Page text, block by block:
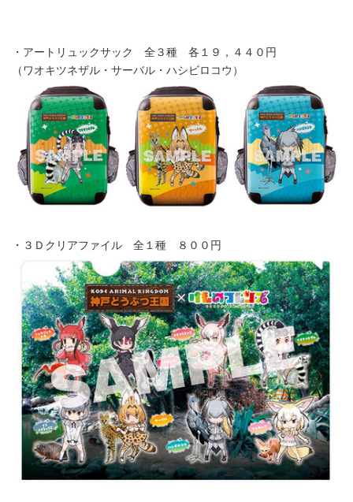
・アートリュックサック 全３種 各１９，４４０円
（ワオキツネザル・サーバル・ハシビロコウ）
・３Ｄクリアファイル 全１種 ８００円
Japanese